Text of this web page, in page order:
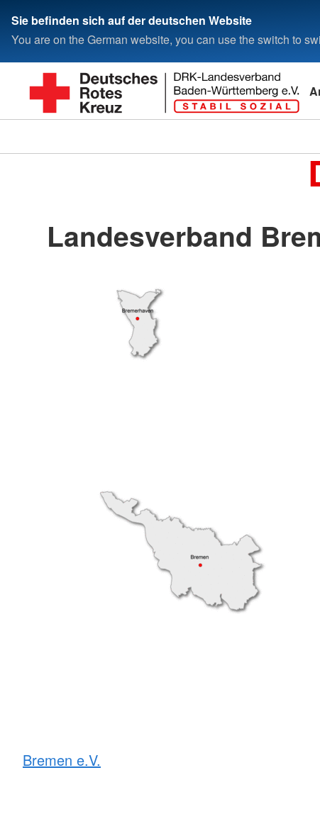
Sie befinden sich auf der deutschen Website
You are on the German website, you can use the switch to
Landesverband
Bremen e.V.